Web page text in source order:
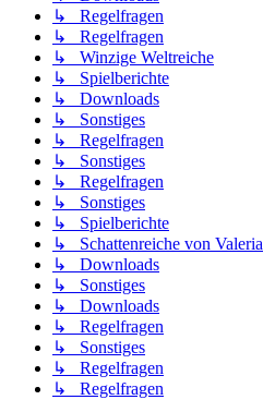
↳ Regelfragen
↳ Regelfragen
↳ Winzige Weltreiche
↳ Spielberichte
↳ Downloads
↳ Sonstiges
↳ Regelfragen
↳ Sonstiges
↳ Regelfragen
↳ Sonstiges
↳ Spielberichte
↳ Schattenreiche von Valeria
↳ Downloads
↳ Sonstiges
↳ Downloads
↳ Regelfragen
↳ Sonstiges
↳ Regelfragen
↳ Regelfragen